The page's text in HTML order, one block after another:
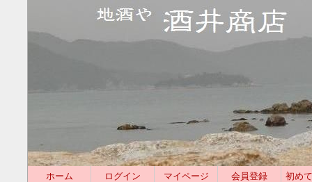
ホーム ログイン マイページ 会員登録 初め